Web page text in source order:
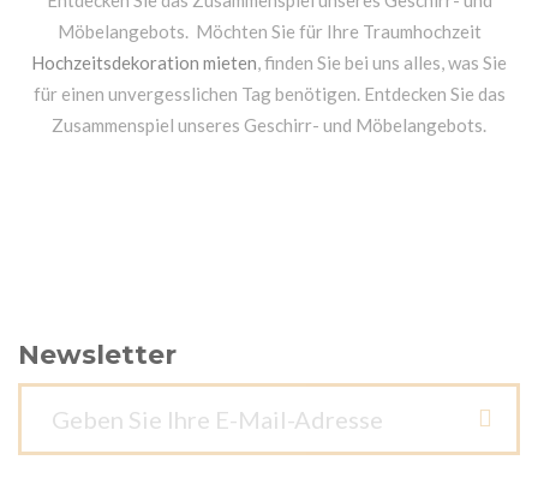
Möbelangebots. Möchten Sie für Ihre Traumhochzeit
Hochzeitsdekoration mieten, finden Sie bei uns alles, was Sie
für einen unvergesslichen Tag benötigen. Entdecken Sie das
Zusammenspiel unseres Geschirr- und Möbelangebots.
Newsletter